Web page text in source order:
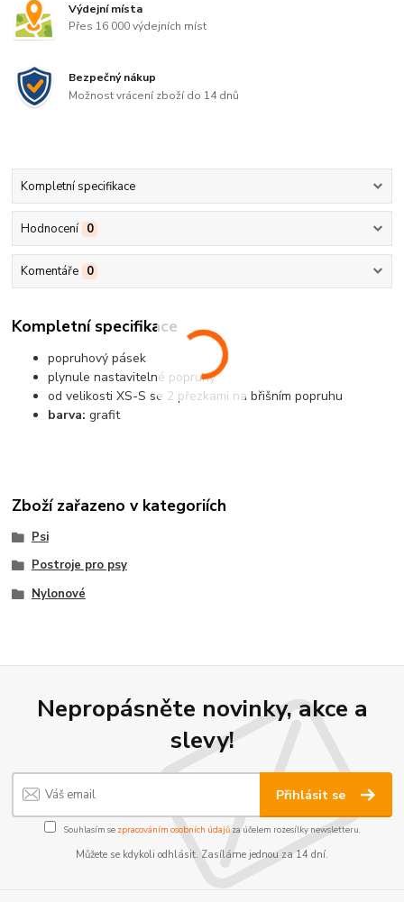
Výdejní místa
Přes 16 000 výdejních míst
Bezpečný nákup
Možnost vrácení zboží do 14 dnů
Kompletní specifikace
Hodnocení 0
Komentáře 0
Kompletní specifikace
popruhový pásek
plynule nastavitelné popruhy
od velikosti XS-S se 2 přezkami na břišním popruhu
barva: grafit
Zboží zařazeno v kategoriích
Psi
Postroje pro psy
Nylonové
Nepropásněte novinky, akce a
slevy!
Přihlásit se
Souhlasím se zpracováním osobních údajůza účelem rozesílky newsletteru.
Můžete se kdykoli odhlásit. Zasíláme jednou za 14 dní.